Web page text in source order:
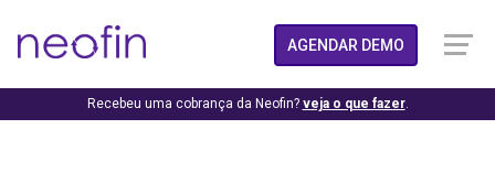
AGENDAR DEMO
Recebeu uma cobrança da Neofin? veja o que fazer.